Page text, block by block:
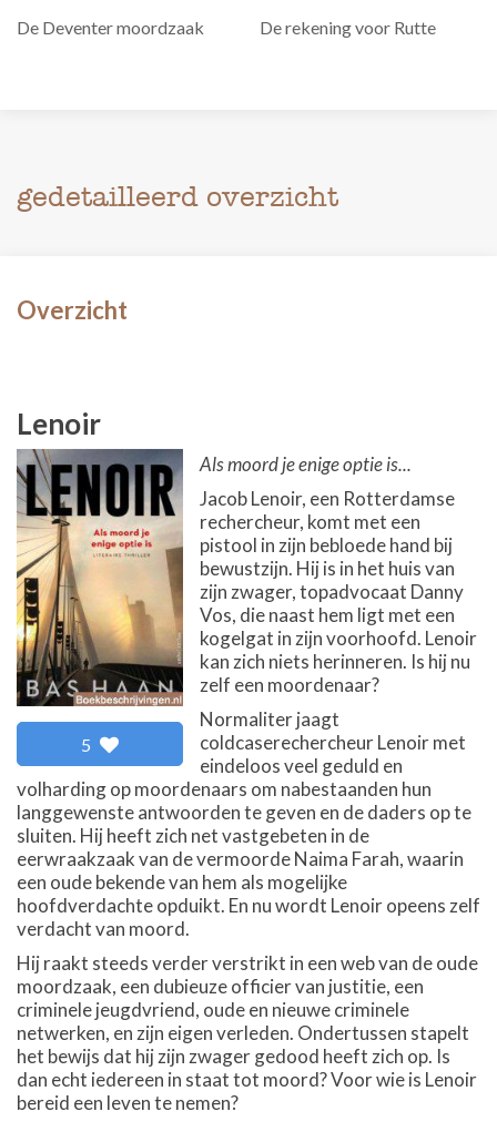
De Deventer moordzaak De rekening voor Rutte
gedetailleerd overzicht
Overzicht
Lenoir
5
Als moord je enige optie is...
Jacob Lenoir, een Rotterdamse
rechercheur, komt met een
pistool in zijn bebloede hand bij
bewustzijn. Hij is in het huis van
zijn zwager, topadvocaat Danny
Vos, die naast hem ligt met een
kogelgat in zijn voorhoofd. Lenoir
kan zich niets herinneren. Is hij nu
zelf een moordenaar?
Normaliter jaagt
coldcaserechercheur Lenoir met
eindeloos veel geduld en
volharding op moordenaars om nabestaanden hun
langgewenste antwoorden te geven en de daders op te
sluiten. Hij heeft zich net vastgebeten in de
eerwraakzaak van de vermoorde Naima Farah, waarin
een oude bekende van hem als mogelijke
hoofdverdachte opduikt. En nu wordt Lenoir opeens zelf
verdacht van moord.
Hij raakt steeds verder verstrikt in een web van de oude
moordzaak, een dubieuze officier van justitie, een
criminele jeugdvriend, oude en nieuwe criminele
netwerken, en zijn eigen verleden. Ondertussen stapelt
het bewijs dat hij zijn zwager gedood heeft zich op. Is
dan echt iedereen in staat tot moord? Voor wie is Lenoir
bereid een leven te nemen?